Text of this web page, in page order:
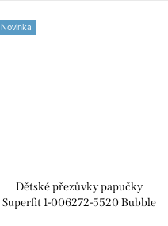
Novinka
Dětské přezůvky papučky
Superfit 1-006272-5520 Bubble